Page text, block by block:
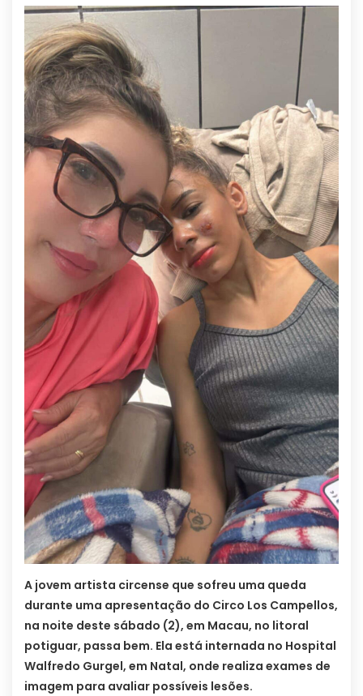
A jovem artista circense que sofreu uma queda
durante uma apresentação do Circo Los Campellos,
na noite deste sábado (2), em Macau, no litoral
potiguar, passa bem. Ela está internada no Hospital
Walfredo Gurgel, em Natal, onde realiza exames de
imagem para avaliar possíveis lesões.